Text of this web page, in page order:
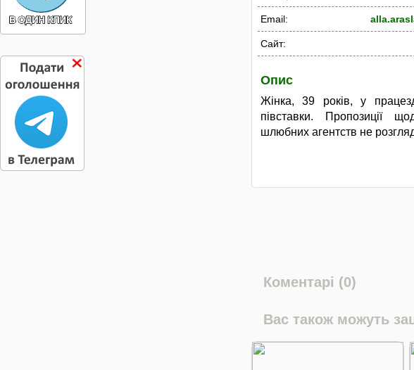
Email:
Сайт:
Опис
Жінка, 39 років, у
півставки. Пропозиції
шлюбних агентств не
Коментарі (0)
Вас також можуть